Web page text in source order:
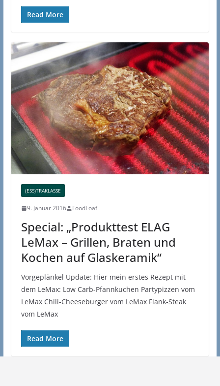
Read More
(ESS)TRAKLASSE
9. Januar 2016 FoodLoaf
Special: „Produkttest ELAG
LeMax – Grillen, Braten und
Kochen auf Glaskeramik“
Vorgeplänkel Update: Hier mein erstes Rezept mit
dem LeMax: Low Carb-Pfannkuchen Partypizzen vom
LeMax Chili-Cheeseburger vom LeMax Flank-Steak
vom LeMax
Read More